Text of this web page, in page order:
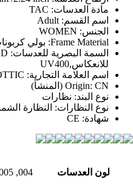
مادة العدسات: TAC
اسم القسم: Adult
الجنس: WOMEN
Frame Material: بولي
السمة البصرية للعدسات:
للانعكاس,UV400
اسم العلامة التجارية:
Origin: CN (المنشأ)
نوع البند: نظارات
نوع النظارات: النظارة
شهادة: CE
لون العدسات 004, 005